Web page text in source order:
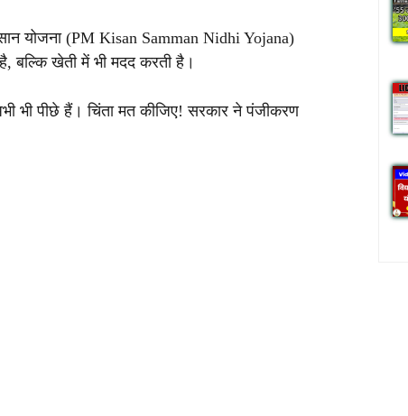
योजना (PM Kisan Samman Nidhi Yojana)
बल्कि खेती में भी मदद करती है।
भी पीछे हैं। चिंता मत कीजिए! सरकार ने पंजीकरण